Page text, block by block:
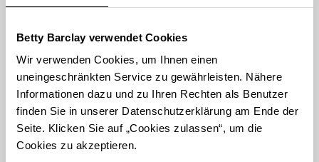
Betty Barclay verwendet Cookies
Wir verwenden Cookies, um Ihnen einen
uneingeschränkten Service zu gewährleisten. Nähere
Informationen dazu und zu Ihren Rechten als Benutzer
finden Sie in unserer Datenschutzerklärung am Ende der
Seite. Klicken Sie auf „Cookies zulassen“, um die
Cookies zu akzeptieren.
Route berechnen
STORE FINDEN